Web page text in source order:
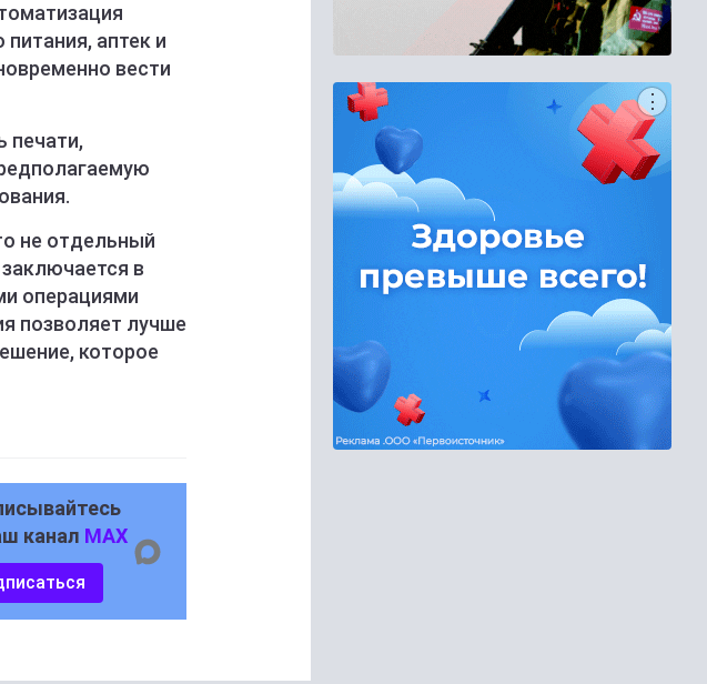
аптек и
вести
печати,
не отдельный
в
операциями
позволяет лучше
которое
канал MAX